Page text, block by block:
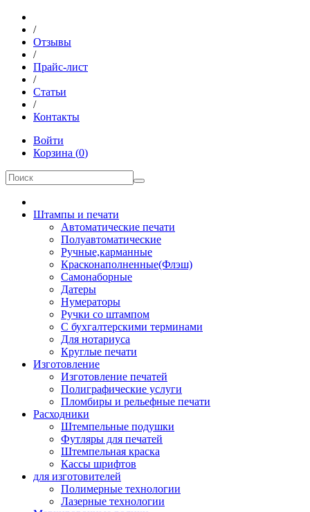
/
Отзывы
/
Прайс-лист
/
Статьи
/
Контакты
Войти
Корзина (0)
Штампы и печати
Автоматические печати
Полуавтоматические
Ручные,карманные
Красконаполненные(Флэш)
Самонаборные
Датеры
Нумераторы
Ручки со штампом
С бухгалтерскими терминами
Для нотариуса
Круглые печати
Изготовление
Изготовление печатей
Полиграфические услуги
Пломбиры и рельефные печати
Расходники
Штемпельные подушки
Футляры для печатей
Штемпельная краска
Кассы шрифтов
для изготовителей
Полимерные технологии
Лазерные технологии